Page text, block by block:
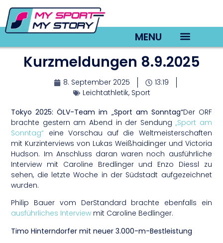
MENU
Kurzmeldungen 8.9.2025
8. September 2025
13:19
Leichtathletik, Sport
Tokyo 2025: ÖLV-Team im „Sport am Sonntag“Der ORF
brachte gestern am Abend in der Sendung„Sport am
Sonntag“ eine Vorschau auf die Weltmeisterschaften
mit Kurzinterviews von Lukas Weißhaidinger und Victoria
Hudson. Im Anschluss daran waren noch ausführliche
Interview mit Caroline Bredlinger und Enzo Diessl zu
sehen, die letzte Woche in der Südstadt aufgezeichnet
wurden.
Philip Bauer vom DerStandard brachte ebenfalls ein
ausführliches Interview mit Caroline Bedlinger.
Timo Hinterndorfer mit neuer 3.000-m-Bestleistung